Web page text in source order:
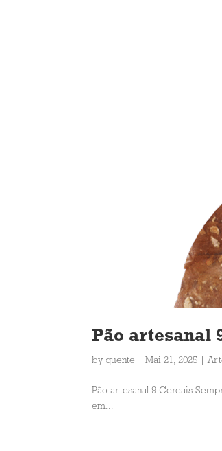
Pão artesanal
byquente |Mai 21, 2025 |
Pão artesanal 9 Cereais
em...